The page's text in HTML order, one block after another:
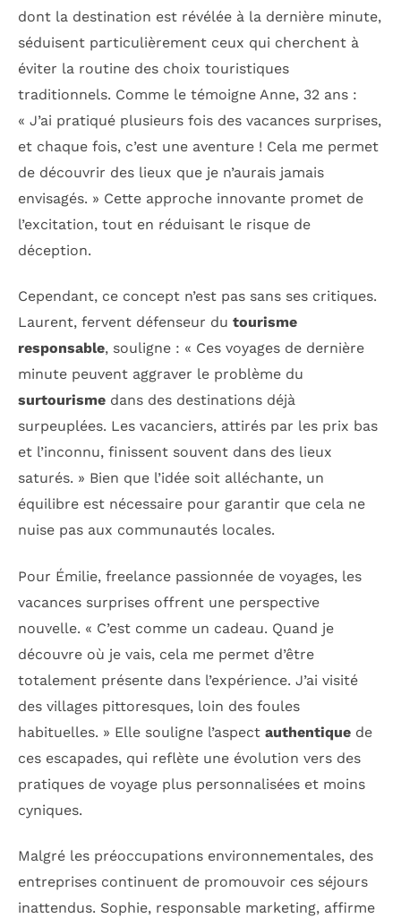
dont la destination est révélée à la dernière minute,
séduisent particulièrement ceux qui cherchent à
éviter la routine des choix touristiques
traditionnels. Comme le témoigne Anne, 32 ans :
« J’ai pratiqué plusieurs fois des vacances surprises,
et chaque fois, c’est une aventure ! Cela me permet
de découvrir des lieux que je n’aurais jamais
envisagés. » Cette approche innovante promet de
l’excitation, tout en réduisant le risque de
déception.
Cependant, ce concept n’est pas sans ses critiques.
Laurent, fervent défenseur du tourisme
responsable, souligne : « Ces voyages de dernière
minute peuvent aggraver le problème du
surtourisme dans des destinations déjà
surpeuplées. Les vacanciers, attirés par les prix bas
et l’inconnu, finissent souvent dans des lieux
saturés. » Bien que l’idée soit alléchante, un
équilibre est nécessaire pour garantir que cela ne
nuise pas aux communautés locales.
Pour Émilie, freelance passionnée de voyages, les
vacances surprises offrent une perspective
nouvelle. « C’est comme un cadeau. Quand je
découvre où je vais, cela me permet d’être
totalement présente dans l’expérience. J’ai visité
des villages pittoresques, loin des foules
habituelles. » Elle souligne l’aspect authentique de
ces escapades, qui reflète une évolution vers des
pratiques de voyage plus personnalisées et moins
cyniques.
Malgré les préoccupations environnementales, des
entreprises continuent de promouvoir ces séjours
inattendus. Sophie, responsable marketing, affirme